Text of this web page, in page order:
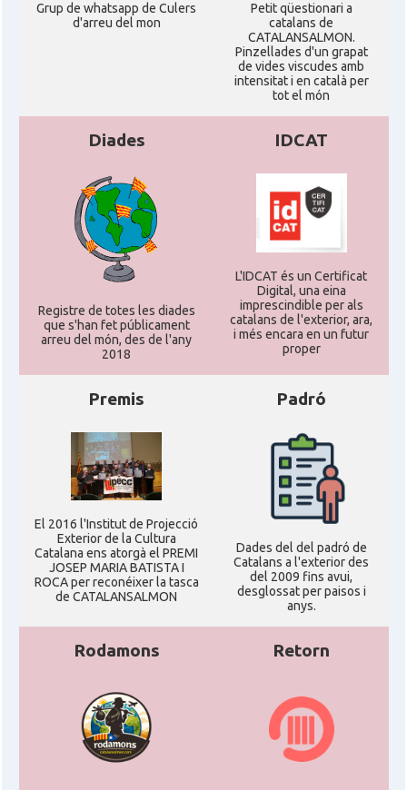
Grup de whatsapp de Culers
d'arreu del mon
Petit qüestionari a
catalans de
CATALANSALMON.
Pinzellades d'un grapat
de vides viscudes amb
intensitat i en català per
tot el món
Diades
Registre de totes les diades
que s'han fet públicament
arreu del món, des de l'any
2018
IDCAT
L'IDCAT és un Certificat
Digital, una eina
imprescindible per als
catalans de l'exterior, ara,
i més encara en un futur
proper
Premis
El 2016 l'Institut de Projecció
Exterior de la Cultura
Catalana ens atorgà el PREMI
JOSEP MARIA BATISTA I
ROCA per reconéixer la tasca
de CATALANSALMON
Padró
Dades del del padró de
Catalans a l'exterior des
del 2009 fins avui,
desglossat per paisos i
anys.
Rodamons Retorn